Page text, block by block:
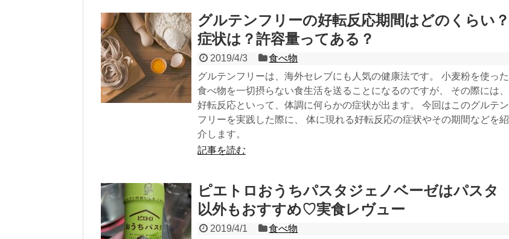
グルテンフリーの好転反応期間はどのくらい？
症状は？許容量ってある？
2019/4/3
食べ物
グルテンフリーは、海外セレブにも人気の健康法です。 小麦粉を使った
食べ物を一切摂らない食生活を送ることになるのですが、 その際には、
好転反応といって、体調に何らかの症状が出ます。 今回はこのグルテン
フリーを実践した際に、 体に現れる好転反応の症状やその期間などを紹
介します。
記事を読む
ピエトロおうちパスタジェノベーゼはパスタ
以外もおすすめ♡実食レヴュー
2019/4/1
食べ物